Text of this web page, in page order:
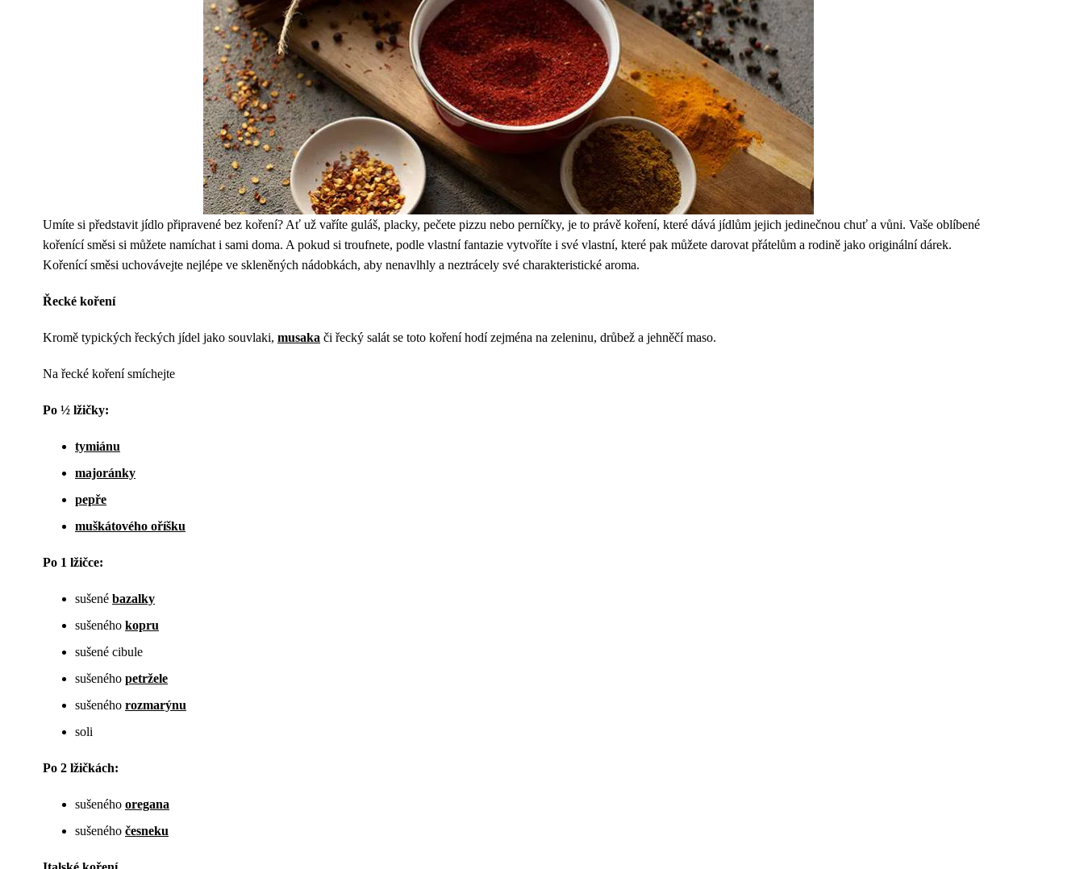
Umíte si představit jídlo připravené bez koření? Ať už vaříte guláš, placky, pečete pizzu nebo perníčky, je to právě koření, které dává jídlům jejich jedinečnou chuť a vůni. Vaše oblíbené
kořenící směsi si můžete namíchat i sami doma. A pokud si troufnete, podle vlastní fantazie vytvoříte i své vlastní, které pak můžete darovat přátelům a rodině jako originální dárek.
Kořenící směsi uchovávejte nejlépe ve skleněných nádobkách, aby nenavlhly a neztrácely své charakteristické aroma.
Řecké koření
Kromě typických řeckých jídel jako souvlaki, musaka či řecký salát se toto koření hodí zejména na zeleninu, drůbež a jehněčí maso.
Na řecké koření smíchejte
Po ½ lžičky:
tymiánu
majoránky
pepře
muškátového oříšku
Po 1 lžičce:
sušené bazalky
sušeného kopru
sušené cibule
sušeného petržele
sušeného rozmarýnu
soli
Po 2 lžičkách:
sušeného oregana
sušeného česneku